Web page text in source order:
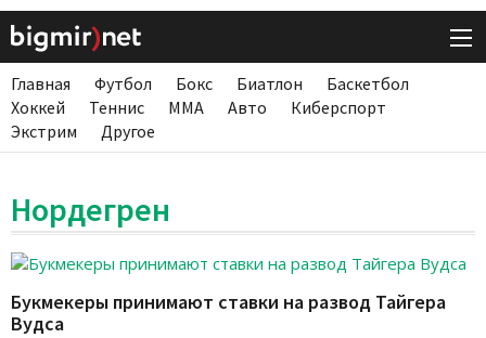
Главная Футбол Бокс Биатлон
Баскетбол
Хоккей
Теннис ММА Авто
Киберспорт
Экстрим
Другое
Нордегрен
Букмекеры принимают ставки на развод Тайгера
Вудса